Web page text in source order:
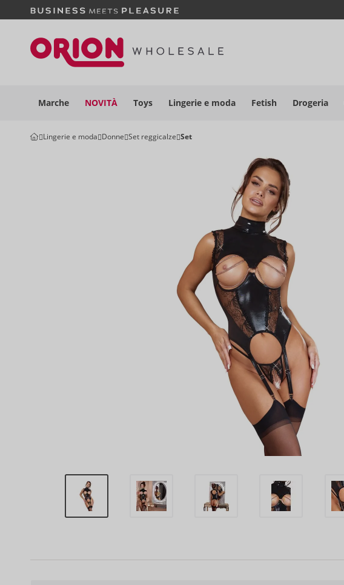
Marche NOVITÀ Toys Lingerie e moda Fetish Drogeria
Lingerie e moda Donne Set reggicalze Set